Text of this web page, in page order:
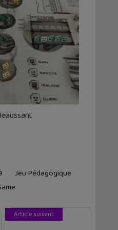
Jeu Pédagogique
Article suivant